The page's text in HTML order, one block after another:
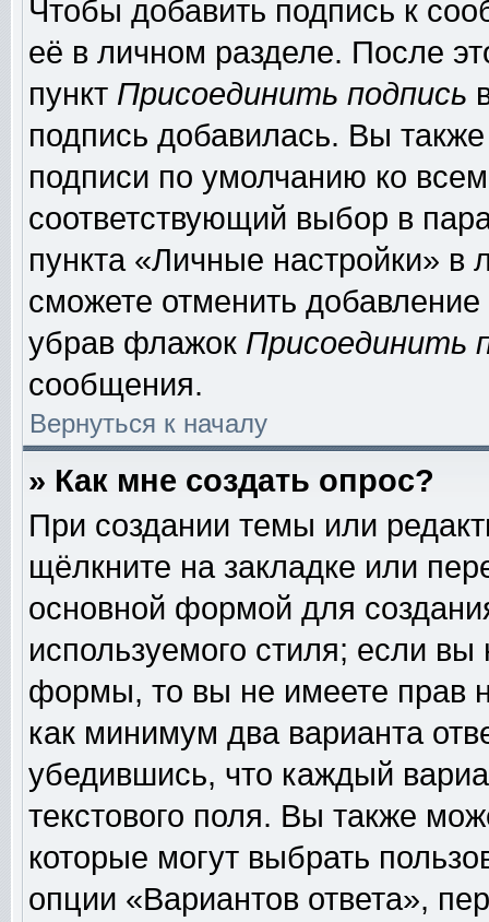
Чтобы добавить подпись к
её в личном разделе. После
пункт Присоединить подпись
подпись добавилась. Вы
подписи по умолчанию ко
соответствующий выбор в
пункта «Личные настройки»
сможете отменить
убрав флажок Присоединить
сообщения.
Вернуться к началу
» Как мне создать опрос?
При создании темы или
щёлкните на закладке или
основной формой для
используемого стиля; если вы
формы, то вы не имеете прав
как минимум два варианта
убедившись, что каждый
текстового поля. Вы также
которые могут выбрать
опции «Вариантов ответа»,